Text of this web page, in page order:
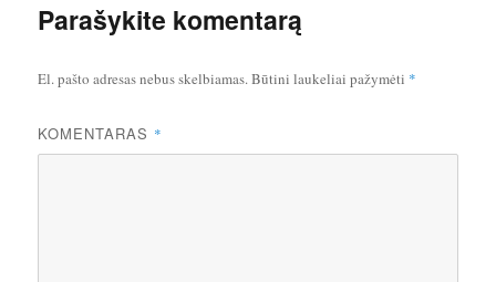
Parašykite komentarą
El. pašto adresas nebus skelbiamas.Būtini laukeliai pažymėti *
KOMENTARAS *